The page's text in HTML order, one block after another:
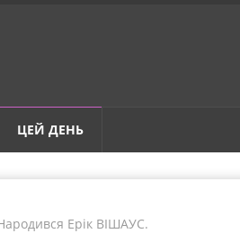
ЦЕЙ ДЕНЬ
Ерік ВІШАУС.